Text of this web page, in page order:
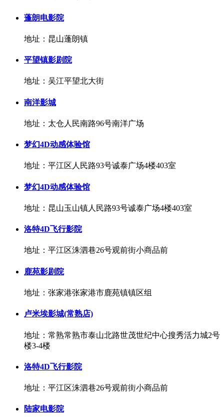
蓬朗电影院
地址：昆山蓬朗镇
平望镇影剧院
地址：吴江平望北大街
南洋影城
地址：太仓人民南路96号南洋广场
梦幻4D动感体验馆
地址：平江区人民路93号诚泰广场4楼403室
梦幻4D动感体验馆
地址：昆山玉山镇人民路93号诚泰广场4楼403室
洛特4D飞行影院
地址：平江区洙泗巷26号观前街小商品前
鹿苑影剧院
地址：张家港张家港市鹿苑镇镇区组
卢米埃影城(常熟店)
地址：常熟常熟市泰山北路世茂世纪中心搜秀活力城2号
楼3-4楼
洛特4D飞行影院
地址：平江区洙泗巷26号观前街小商品前
陆家电影院